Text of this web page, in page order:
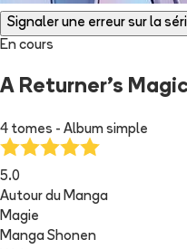
Signaler une erreur sur la
En cours
A Returner's
4 tomes - Album simple
5.0
Autour du Manga
Magie
Manga Shonen